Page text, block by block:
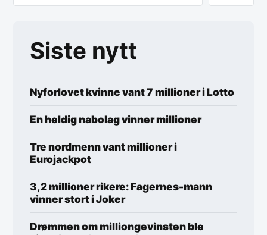
Siste nytt
Nyforlovet kvinne vant 7 millioner i Lotto
En heldig nabolag vinner millioner
Tre nordmenn vant millioner i
Eurojackpot
3,2 millioner rikere: Fagernes-mann
vinner stort i Joker
Drømmen om milliongevinsten ble